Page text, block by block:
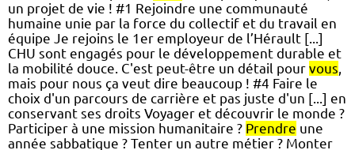
un projet de vie ! #1 Rejoindre une communauté
humaine unie par la force du collectif et du travail en
équipe Je rejoins le 1er employeur de l’Hérault [...]
CHU sont engagés pour le développement durable et
la mobilité douce. C'est peut-être un détail pour vous,
mais pour nous ça veut dire beaucoup ! #4 Faire le
choix d'un parcours de carrière et pas juste d'un [...] en
conservant ses droits Voyager et découvrir le monde ?
Participer à une mission humanitaire ? Prendre une
année sabbatique ? Tenter un autre métier ? Monter